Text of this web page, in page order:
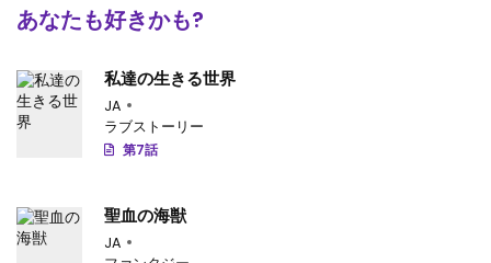
第56.4話: 第56.4話-v174
第56.2話: 第56.2話-v172
第56.1話: 第56.1話-v171
第55.3話: 第55.3話-v169
あなたも好きかも?
私達の生きる世界
JA
ラブストーリー
第7話
聖血の海獣
JA